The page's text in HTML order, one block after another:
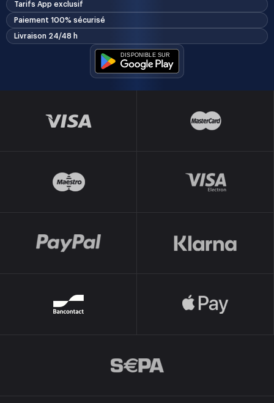
Tarifs App exclusif
Paiement 100% sécurisé
Livraison 24/48 h